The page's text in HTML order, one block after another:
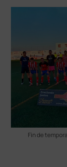
Fin de